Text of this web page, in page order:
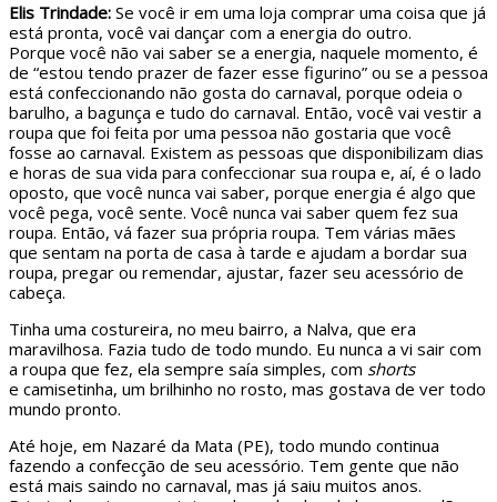
Elis Trindade: Se você ir em uma loja comprar uma coisa que já
está pronta, você vai dançar com a energia do outro.
Porque você não vai saber se a energia, naquele momento, é
de “estou tendo prazer de fazer esse figurino” ou se a pessoa
está confeccionando não gosta do carnaval, porque odeia o
barulho, a bagunça e tudo do carnaval. Então, você vai vestir a
roupa que foi feita por uma pessoa não gostaria que você
fosse ao carnaval. Existem as pessoas que disponibilizam dias
e horas de sua vida para confeccionar sua roupa e, aí, é o lado
oposto, que você nunca vai saber, porque energia é algo que
você pega, você sente. Você nunca vai saber quem fez sua
roupa. Então, vá fazer sua própria roupa. Tem várias mães
que sentam na porta de casa à tarde e ajudam a bordar sua
roupa, pregar ou remendar, ajustar, fazer seu acessório de
cabeça.
Tinha uma costureira, no meu bairro, a Nalva, que era
maravilhosa. Fazia tudo de todo mundo. Eu nunca a vi sair com
a roupa que fez, ela sempre saía simples, com shorts
e camisetinha, um brilhinho no rosto, mas gostava de ver todo
mundo pronto.
Até hoje, em Nazaré da Mata (PE), todo mundo continua
fazendo a confecção de seu acessório. Tem gente que não
está mais saindo no carnaval, mas já saiu muitos anos.